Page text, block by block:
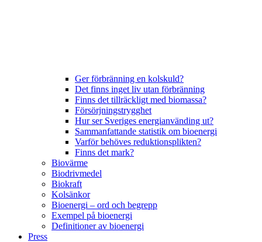
Ger förbränning en kolskuld?
Det finns inget liv utan förbränning
Finns det tillräckligt med biomassa?
Försörjningstrygghet
Hur ser Sveriges energianvänding ut?
Sammanfattande statistik om bioenergi
Varför behöves reduktionsplikten?
Finns det mark?
Biovärme
Biodrivmedel
Biokraft
Kolsänkor
Bioenergi – ord och begrepp
Exempel på bioenergi
Definitioner av bioenergi
Press